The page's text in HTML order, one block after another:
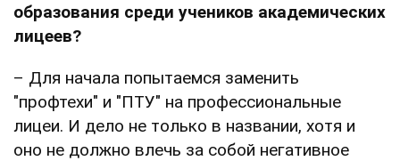
образования среди учеников академических
лицеев?
– Для начала попытаемся заменить
"профтехи" и "ПТУ" на профессиональные
лицеи. И дело не только в названии, хотя и
оно не должно влечь за собой негативное